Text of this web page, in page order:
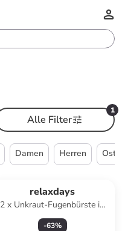
1
Alle Filter
Damen Herren
relaxdays
2 x Unkraut-Fugenbürste in
Natur/ Gold
-63%